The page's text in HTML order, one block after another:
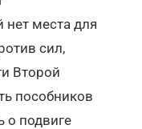
нет места для
сил,
Второй
пособников
о подвиге